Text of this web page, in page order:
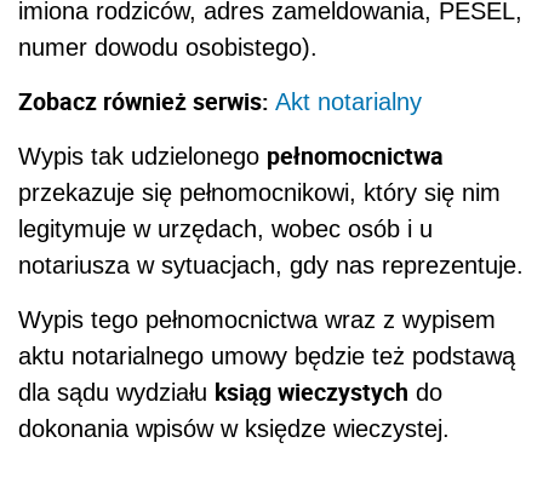
imiona rodziców, adres zameldowania, PESEL,
numer dowodu osobistego).
Zobacz również serwis: Akt notarialny
Wypis tak udzielonego pełnomocnictwa
przekazuje się pełnomocnikowi, który się nim
legitymuje w urzędach, wobec osób i u
notariusza w sytuacjach, gdy nas reprezentuje.
Wypis tego pełnomocnictwa wraz z wypisem
aktu notarialnego umowy będzie też podstawą
dla sądu wydziału ksiąg wieczystych do
dokonania wpisów w księdze wieczystej.